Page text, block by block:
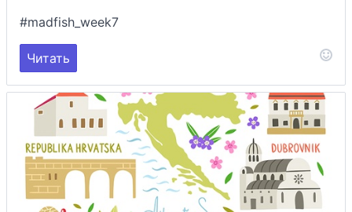
#madfish_week7
Читать